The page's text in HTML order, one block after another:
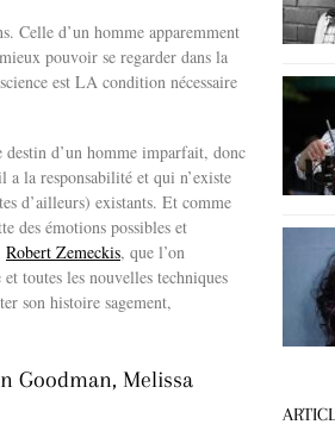
Celle d’un homme apparemment
pouvoir se regarder dans la
est LA condition nécessaire
destin d’un homme imparfait, donc
a la responsabilité et qui n’existe
d’ailleurs) existants. Et comme
des émotions possibles et
Robert Zemeckis, que l’on
toutes les nouvelles techniques
son histoire sagement,
Goodman, Melissa